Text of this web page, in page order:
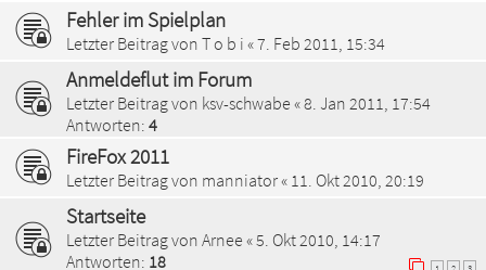
Fehler im Spielplan
Letzter Beitrag von T o b i «7. Feb 2011, 15:34
Anmeldeflut im Forum
Letzter Beitrag von ksv-schwabe «8. Jan 2011, 17:54
Antworten: 4
FireFox 2011
Letzter Beitrag von manniator« 11. Okt 2010, 20:19
Startseite
Letzter Beitrag von Arnee «5. Okt 2010, 14:17
Antworten: 18